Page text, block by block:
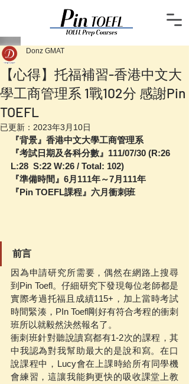
【心得】托福補習-香港中文大
學工商管理系 1戰102分 感謝Pin
TOEFL
Donz GMAT
已更新： 2023年3月10日
『背景』香港中文大學工商管理系
『考試日期及各科分數』111/07/30 (R:26
L:28  S:22 W:26 / Total: 102)
『準備時間』6月111年～7月111年
『Pin TOEFL課程』六月衝刺班
前言
因為申請研究所需要，偶然在網路上搜尋
到Pin Toefl。仔細研究下發現每位老師都是
實際考過托福且成績115+，加上當時考試
時間緊湊，PIn Toefl剛好有符合考程的衝刺
班所以就毅然決然報名了。
衝刺班針對聽說讀寫都有1-2次的課程，其
中我認為對我幫助最大的是說和寫。在口
說課程中，Lucy會在上課時給所有同學機
會練習，這讓我能夠更快的吸收課堂上教